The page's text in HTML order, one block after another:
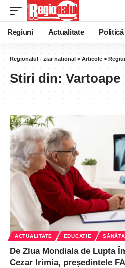
Regiuni Actualitate Politică
Regionalul - ziar national > Articole >
Stiri din:Vartoape
ACTUALITATE EDUCATIE
De Ziua Mondiala de Lupta
Cezar Irimia, președintele